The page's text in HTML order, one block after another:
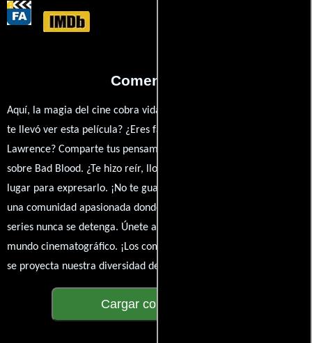
Comentarios
Aquí, la magia del cine cobra vida a través de tus opiniones. ¿Qué
te llevó ver esta película? ¿Eres fan de Adam McKay, Jennifer
Lawrence? Comparte tus pensamientos, emociones y críticas
sobre Bad Blood. ¿Te hizo reír, llorar o reflexionar? Este es el
lugar para expresarlo. ¡No te guardes nada! Queremos construir
una comunidad apasionada donde la conversación sobre cine y
series nunca se detenga. Únete a la charla y déjanos conocer tu
mundo cinematográfico. ¡Los comentarios son la pantalla donde
se proyecta nuestra diversidad de opiniones!
Cargar comentarios